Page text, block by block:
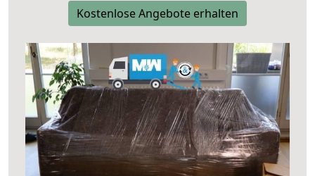
Kostenlose Angebote erhalten